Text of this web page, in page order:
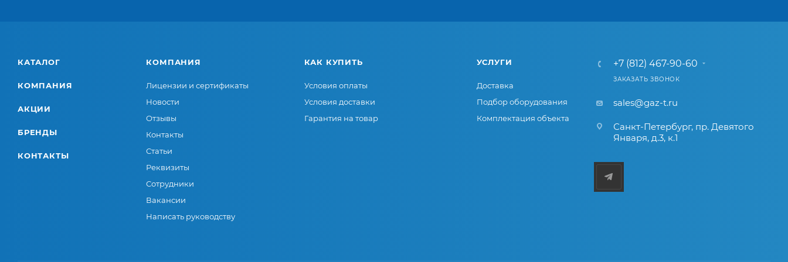
КАТАЛОГ
КОМПАНИЯ
АКЦИИ
БРЕНДЫ
КОНТАКТЫ
КОМПАНИЯ
Лицензии и сертификаты
Новости
Отзывы
Контакты
Статьи
Реквизиты
Сотрудники
Вакансии
Написать руководству
КАК КУПИТЬ
Условия оплаты
Условия доставки
Гарантия на товар
УСЛУГИ
Доставка
Подбор оборудования
Комплектация объекта
+7 (812) 467-90-60
ЗАКАЗАТЬ ЗВОНОК
sales@gaz-t.ru
Санкт-Петербург, пр. Девятого
Января, д.3, к.1